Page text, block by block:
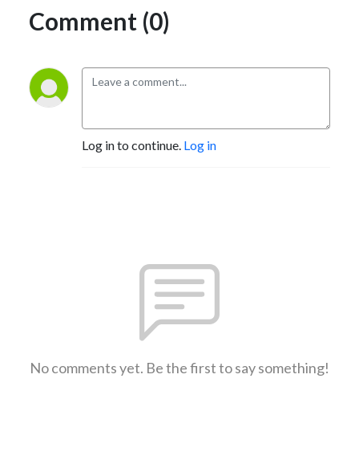
Comment (0)
Log in to continue. Log in
No comments yet. Be the first to say something!